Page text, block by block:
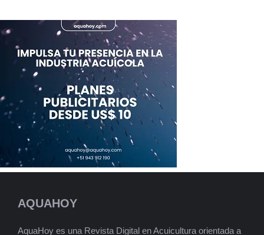
AQUAHOY
AquaHoy es una Revista Digital en Acuicultura orientada a